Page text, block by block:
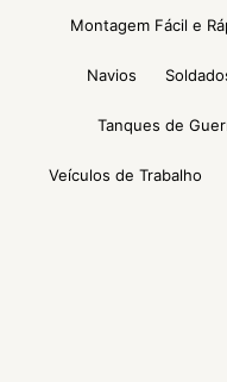
Montagem Fácil e
Navios
Tanques de
Veículos de Trabalho